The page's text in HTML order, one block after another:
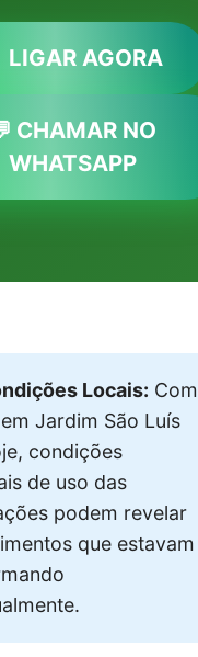
LIGAR AGORA
CHAMAR NO
WHATSAPP
Locais: Com
Jardim São Luís
condições
de uso das
podem revelar
que estavam